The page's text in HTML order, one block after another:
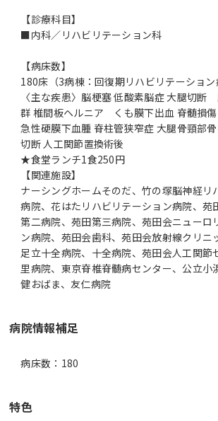
【診療科目】
■内科／リハビリテーション科
【病床数】
180床（3病棟：回復期リハビリテーション
〈主な疾患〉脳梗塞 低酸素脳症 大腿切断
群 椎間板ヘルニア くも膜下出血 脊髄損
急性硬膜下血腫 脊柱管狭窄症 大腿骨頸部
切断 人工関節置換術後
★食堂ランチ1食250円
【関連施設】
ナーシングホームそのだ、竹の塚脳神経リ
病院、花はたリハビリテーション病院、苑
第二病院、苑田第三病院、苑田会ニューロ
ン病院、苑田会歯科、苑田会放射線クリニ
足立十全病院、十全病院、苑田会人工関節
里病院、東京脊椎脊髄病センター、公立小
病院情報補足
病床数：180
特色